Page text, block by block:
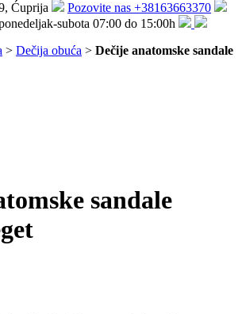
Ćuprija
Pozovite nas +38163663370
subota 07:00 do 15:00h
> Dečija obuća > Dečije anatomske sandale
sandale